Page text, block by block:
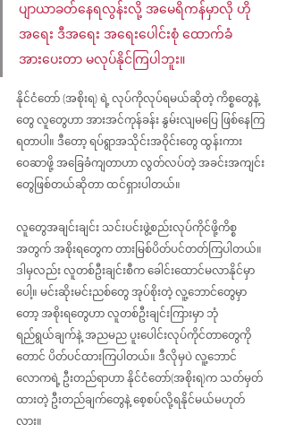
ပျာယာခတ်နေရလွန်းလို့ အမေရိကန်မှာလို ဟို
အရေး ဒီအရေး အရေးပေါင်းစုံ ထောက်ခံ
အားပေးတာ မလုပ်နိုင်ကြပါဘူး။
နိုင်ငံတော် (အစိုးရ) ရဲ့ လုပ်ကိုလုပ်ရမယ်ဆိုတဲ့ ကိစ္စတွေနဲ့
တွေ လူတွေဟာ အားအင်ကုန်ခန်း နွမ်းလျမပြေ ဖြစ်နေကြ
ရတာပါ။ ဒီတော့ ရပ်ရွာအသိုင်းအဝိုင်းတွေ ထွန်းကား
ဝေဆာဖို့ အခြေခံကျတာဟာ လွတ်လပ်တဲ့ အခင်းအကျင်း
တွေဖြစ်တယ်ဆိုတာ ထင်ရှားပါတယ်။
လူတွေအချင်းချင်း သင်းပင်းဖွဲ့စည်းလုပ်ကိုင်ဖို့ကိစ္စ
အတွက် အစိုးရတွေက တားမြစ်ပိတ်ပင်တတ်ကြပါတယ်။
ဒါမှလည်း လူတစ်ဦးချင်းစီက ခေါင်းထောင်မလာနိုင်မှာ
ပေါ့။ မင်းဆိုးမင်းညစ်တွေ အုပ်စိုးတဲ့ လူ့ဘောင်တွေမှာ
တော့ အစိုးရတွေဟာ လူတစ်ဦးချင်းကြားမှာ ဘုံ
ရည်ရွယ်ချက်နဲ့ အညမည ပူးပေါင်းလုပ်ကိုင်တာတွေကို
တောင် ပိတ်ပင်ထားကြပါတယ်။ ဒီလိုမှပဲ လူ့ဘောင်
လောကရဲ့ ဦးတည်ရာဟာ နိုင်ငံတော်(အစိုးရ)က သတ်မှတ်
ထားတဲ့ ဦးတည်ချက်တွေနဲ့ စေ့စပ်လို့ရနိုင်မယ်မဟုတ်
လား။